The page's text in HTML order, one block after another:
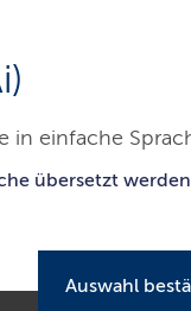
in einfache
übersetzt
Auswahl
und Natur